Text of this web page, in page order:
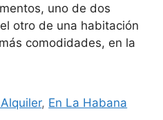
uno de dos
otro de una habitación
comodidades, en la
, En La Habana